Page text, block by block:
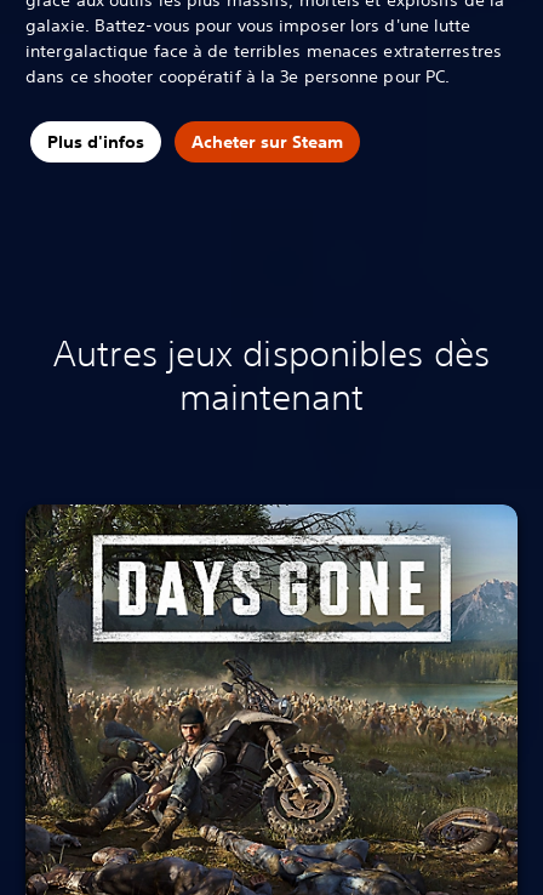
galaxie.‎ Battez-vous pour vous imposer lors d'une lutte
intergalactique face à de terribles menaces extraterrestres
dans ce shooter coopératif à la 3e personne pour PC.
Plus d'infos Acheter sur Steam
Autres jeux disponibles dès
maintenant